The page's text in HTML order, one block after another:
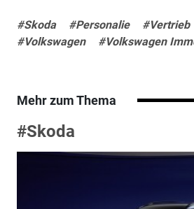
#Skoda #Personalie #Vertrieb
#Volkswagen
#Volkswagen
Mehr zum Thema
#Skoda